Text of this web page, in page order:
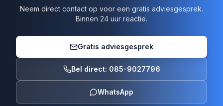
Neem direct contact op voor een gratis adviesgesprek.
Binnen 24 uur reactie.
Gratis adviesgesprek
Bel direct: 085-9027796
WhatsApp